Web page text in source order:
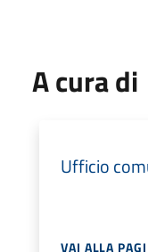
A cura di
Ufficio
VAI ALLA